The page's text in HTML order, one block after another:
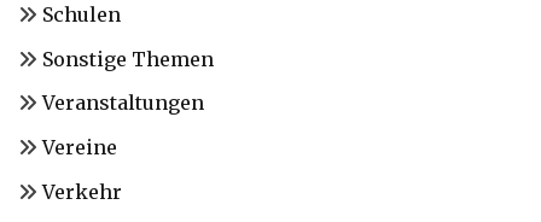
Schulen
Sonstige Themen
Veranstaltungen
Vereine
Verkehr